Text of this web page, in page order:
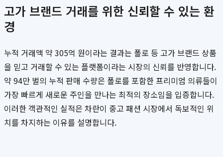
고가 브랜드 거래를 위한 신뢰할 수 있는 환
경
누적 거래액 약 305억 원이라는 결과는 폴로 등 고가 브랜드 상품
을 믿고 거래할 수 있는 플랫폼이라는 시장의 신뢰를 반영합니다.
약 94만 벌의 누적 판매 수량은 폴로를 포함한 프리미엄 의류들이
가장 빠르게 새로운 주인을 만나는 최적의 장소임을 입증합니다.
이러한 객관적인 실적은 차란이 중고 패션 시장에서 독보적인 위
치를 차지하는 이유를 설명합니다.